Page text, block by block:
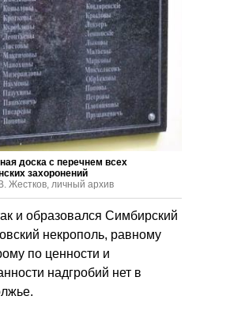
доска с перечнем всех
захоронений
Жестков, личный архив
и образовался Симбирский
некрополь, равному
по ценности и
надгробий нет в